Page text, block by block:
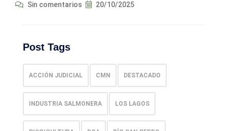
Sin comentarios 20/10/2025
Post Tags
ACCIÓN JUDICIAL CMN DESTACADO
INDUSTRIA SALMONERA LOS LAGOS